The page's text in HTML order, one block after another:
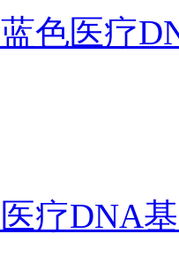
蓝色医疗
医疗DNA